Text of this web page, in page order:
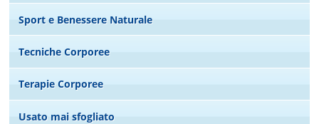
Sport e Benessere Naturale
Tecniche Corporee
Terapie Corporee
Usato mai sfogliato